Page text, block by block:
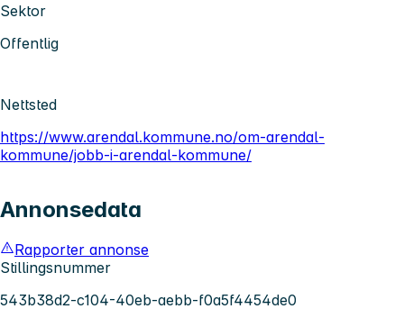
Sektor
Offentlig
Nettsted
https://www.arendal.kommune.no/om-arendal-
kommune/jobb-i-arendal-kommune/
Annonsedata
Rapporter annonse
Stillingsnummer
543b38d2-c104-40eb-aebb-f0a5f4454de0